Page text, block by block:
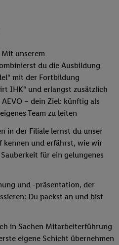
Mit unserem
du die Ausbildung
mit der Fortbildung
IHK“ und erlangst zusätzlich
AEVO – dein Ziel: künftig als
Team zu leiten
in der Filiale lernst du unser
kennen und erfährst, wie wir
für ein gelungenes
und -präsentation, der
Du packst an und bist
in Sachen Mitarbeiterführung
eigene Schicht übernehmen